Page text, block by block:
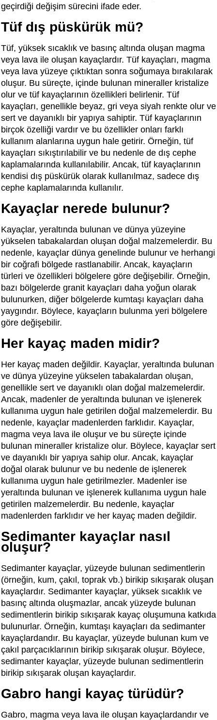
geçirdiği değişim sürecini ifade eder.
Tüf dış püskürük mü?
Tüf, yüksek sıcaklık ve basınç altında oluşan magma
veya lava ile oluşan kayaçlardır. Tüf kayaçları, magma
veya lava yüzeye çıktıktan sonra soğumaya bırakılarak
oluşur. Bu süreçte, içinde bulunan mineraller kristalize
olur ve tüf kayaçlarının özellikleri belirlenir. Tüf
kayaçları, genellikle beyaz, gri veya siyah renkte olur ve
sert ve dayanıklı bir yapıya sahiptir. Tüf kayaçlarının
birçok özelliği vardır ve bu özellikler onları farklı
kullanım alanlarına uygun hale getirir. Örneğin, tüf
kayaçları sıkıştırılabilir ve bu nedenle de dış cephe
kaplamalarında kullanılabilir. Ancak, tüf kayaçlarının
kendisi dış püskürük olarak kullanılmaz, sadece dış
cephe kaplamalarında kullanılır.
Kayaçlar nerede bulunur?
Kayaçlar, yeraltında bulunan ve dünya yüzeyine
yükselen tabakalardan oluşan doğal malzemelerdir. Bu
nedenle, kayaçlar dünya genelinde bulunur ve herhangi
bir coğrafi bölgede rastlanabilir. Ancak, kayaçların
türleri ve özellikleri bölgelere göre değişebilir. Örneğin,
bazı bölgelerde granit kayaçları daha yoğun olarak
bulunurken, diğer bölgelerde kumtaşı kayaçları daha
yaygındır. Böylece, kayaçların bulunma yeri bölgelere
göre değişebilir.
Her kayaç maden midir?
Her kayaç maden değildir. Kayaçlar, yeraltında bulunan
ve dünya yüzeyine yükselen tabakalardan oluşan,
genellikle sert ve dayanıklı olan doğal malzemelerdir.
Ancak, madenler de yeraltında bulunan ve işlenerek
kullanıma uygun hale getirilen doğal malzemelerdir. Bu
nedenle, kayaçlar madenlerden farklıdır. Kayaçlar,
magma veya lava ile oluşur ve bu süreçte içinde
bulunan mineraller kristalize olur. Böylece, kayaçlar sert
ve dayanıklı bir yapıya sahip olur. Ancak, kayaçlar
doğal olarak bulunur ve bu nedenle de işlenerek
kullanıma uygun hale getirilmezler. Madenler ise
yeraltında bulunan ve işlenerek kullanıma uygun hale
getirilen malzemelerdir. Bu nedenle, kayaçlar
madenlerden farklıdır ve her kayaç maden değildir.
Sedimanter kayaçlar nasıl
oluşur?
Sedimanter kayaçlar, yüzeyde bulunan sedimentlerin
(örneğin, kum, çakıl, toprak vb.) birikip sıkışarak oluşan
kayaçlardır. Sedimanter kayaçlar, yüksek sıcaklık ve
basınç altında oluşmazlar, ancak yüzeyde bulunan
sedimentlerin birikip sıkışarak kayaç oluşumuna katkıda
bulunurlar. Örneğin, kumtaşı kayaçları da sedimanter
kayaçlardandır. Bu kayaçlar, yüzeyde bulunan kum ve
çakıl parçacıklarının birikip sıkışarak oluşur. Böylece,
sedimanter kayaçlar, yüzeyde bulunan sedimentlerin
birikip sıkışarak oluşan kayaçlardır.
Gabro hangi kayaç türüdür?
Gabro, magma veya lava ile oluşan kayaçlardandır ve